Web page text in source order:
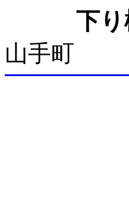
下り松
山手町